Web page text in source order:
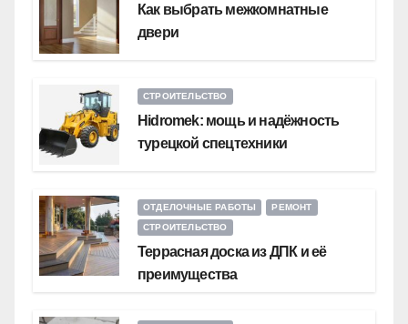
Как выбрать межкомнатные
двери
СТРОИТЕЛЬСТВО
Hidromek: мощь и надёжность
турецкой спецтехники
ОТДЕЛОЧНЫЕ РАБОТЫ
РЕМОНТ
СТРОИТЕЛЬСТВО
Террасная доска из ДПК и её
преимущества